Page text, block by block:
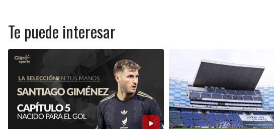
Te puede interesar